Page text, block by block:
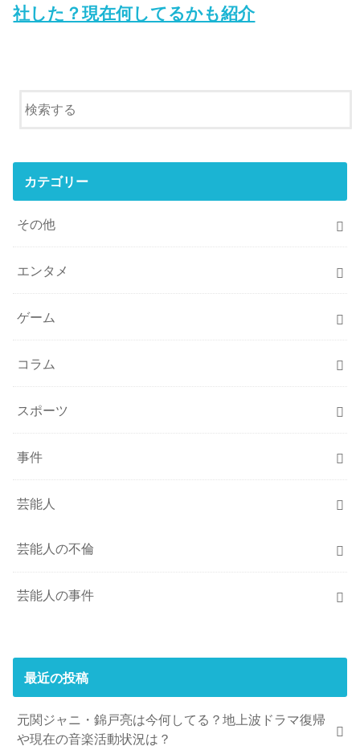
社した？現在何してるかも紹介
カテゴリー
その他
エンタメ
ゲーム
コラム
スポーツ
事件
芸能人
芸能人の不倫
芸能人の事件
最近の投稿
元関ジャニ・錦戸亮は今何してる？地上波ドラマ復帰
や現在の音楽活動状況は？